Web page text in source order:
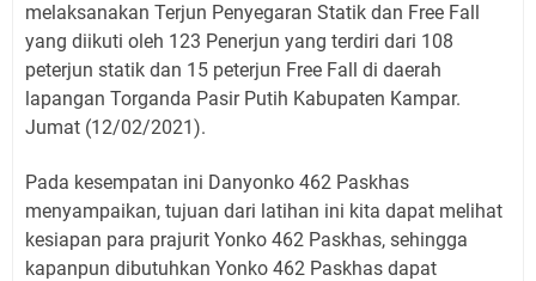
melaksanakan Terjun Penyegaran Statik dan Free Fall
yang diikuti oleh 123 Penerjun yang terdiri dari 108
peterjun statik dan 15 peterjun Free Fall di daerah
lapangan Torganda Pasir Putih Kabupaten Kampar.
Jumat (12/02/2021).
Pada kesempatan ini Danyonko 462 Paskhas
menyampaikan, tujuan dari latihan ini kita dapat melihat
kesiapan para prajurit Yonko 462 Paskhas, sehingga
kapanpun dibutuhkan Yonko 462 Paskhas dapat